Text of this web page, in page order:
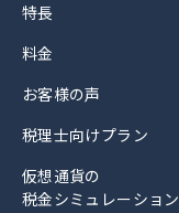
特長
料金
お客様の声
税理士向けプラン
仮想通貨の
税金シミュレーション